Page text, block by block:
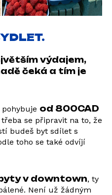
výdajem,
čeká a tím je
od 800CAD
se připravit na to, že
budeš byt sdílet s
toho se také odvíjí
v downtown, ty
Není už žádným